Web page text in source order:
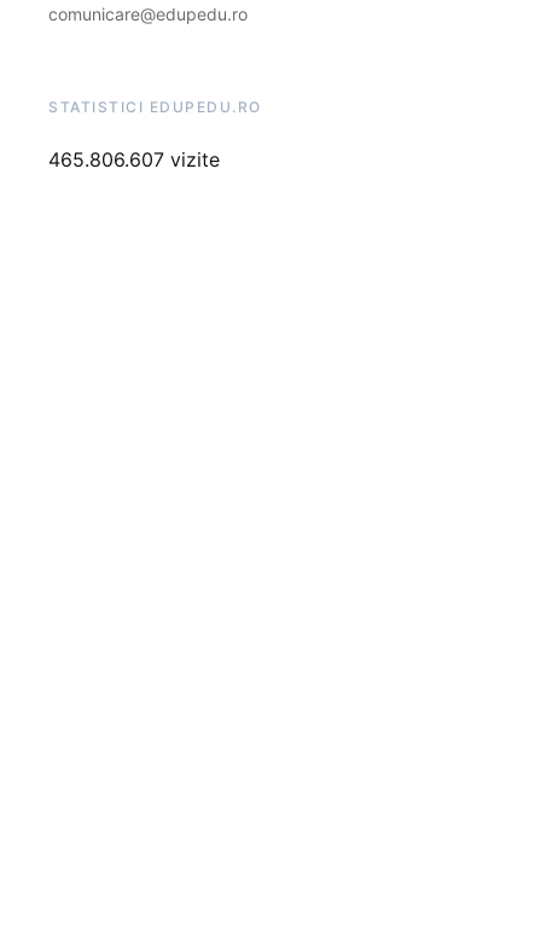
comunicare@edupedu.ro
STATISTICI EDUPEDU.RO
465.806.607 vizite